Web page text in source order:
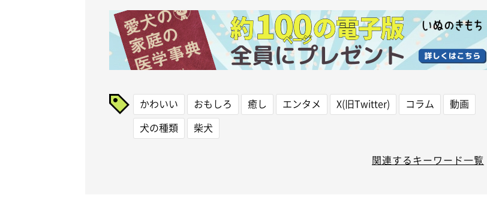
かわいい おもしろ 癒し エンタメ X(旧Twitter) コラム
動画
犬の種類
柴犬
関連するキーワード一覧